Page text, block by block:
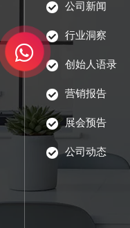
公司新闻
行业洞察
创始人语录
营销报告
展会预告
公司动态